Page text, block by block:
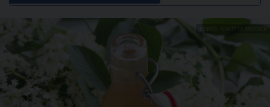
ZDROJ: SHUTTERSTOCK